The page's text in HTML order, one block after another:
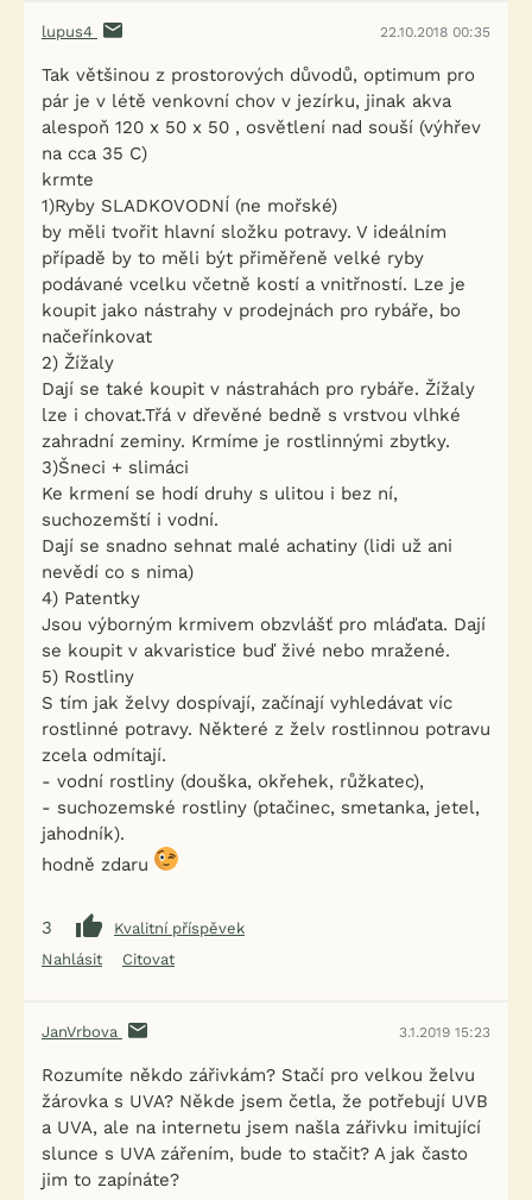
lupus4 22.10.2018 00:35
Tak většinou z prostorových důvodů, optimum pro
pár je v létě venkovní chov v jezírku, jinak akva
alespoň 120 x 50 x 50 , osvětlení nad souší (výhřev
na cca 35 C)
krmte
1)Ryby SLADKOVODNÍ (ne mořské)
by měli tvořit hlavní složku potravy. V ideálním
případě by to měli být přiměřeně velké ryby
podávané vcelku včetně kostí a vnitřností. Lze je
koupit jako nástrahy v prodejnách pro rybáře, bo
načeřínkovat
2) Žížaly
Dají se také koupit v nástrahách pro rybáře. Žížaly
lze i chovat.Třá v dřevěné bedně s vrstvou vlhké
zahradní zeminy. Krmíme je rostlinnými zbytky.
3)Šneci + slimáci
Ke krmení se hodí druhy s ulitou i bez ní,
suchozemští i vodní.
Dají se snadno sehnat malé achatiny (lidi už ani
nevědí co s nima)
4) Patentky
Jsou výborným krmivem obzvlášť pro mláďata. Dají
se koupit v akvaristice buď živé nebo mražené.
5) Rostliny
S tím jak želvy dospívají, začínají vyhledávat víc
rostlinné potravy. Některé z želv rostlinnou potravu
zcela odmítají.
- vodní rostliny (douška, okřehek, růžkatec),
- suchozemské rostliny (ptačinec, smetanka, jetel,
jahodník).
hodně zdaru
3
Kvalitní příspěvek
Nahlásit
Citovat
JanVrbova 3.1.2019 15:23
Rozumíte někdo zářivkám? Stačí pro velkou želvu
žárovka s UVA? Někde jsem četla, že potřebují UVB
a UVA, ale na internetu jsem našla zářivku imitující
slunce s UVA zářením, bude to stačit? A jak často
jim to zapínáte?